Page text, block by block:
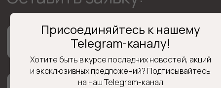
Присоединяйтесь к нашему
Telegram-каналу!
Хотите быть в курсе последних новостей, акций
и эксклюзивных предложений? Подписывайтесь
на наш Telegram-канал